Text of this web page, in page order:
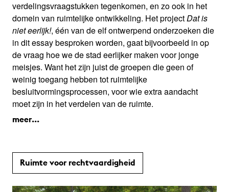
verdelingsvraagstukken tegenkomen, en zo ook in het
domein van ruimtelijke ontwikkeling. Het projectDat is
niet eerlijk!, één van de elf ontwerpend onderzoeken die
in dit essay besproken worden, gaat bijvoorbeeld in op
de vraag hoe we de stad eerlijker maken voor jonge
meisjes. Want het zijn juist de groepen die geen of
weinig toegang hebben tot ruimtelijke
besluitvormingsprocessen, voor wie extra aandacht
moet zijn in het verdelen van de ruimte.
meer...
Ruimte voor rechtvaardigheid